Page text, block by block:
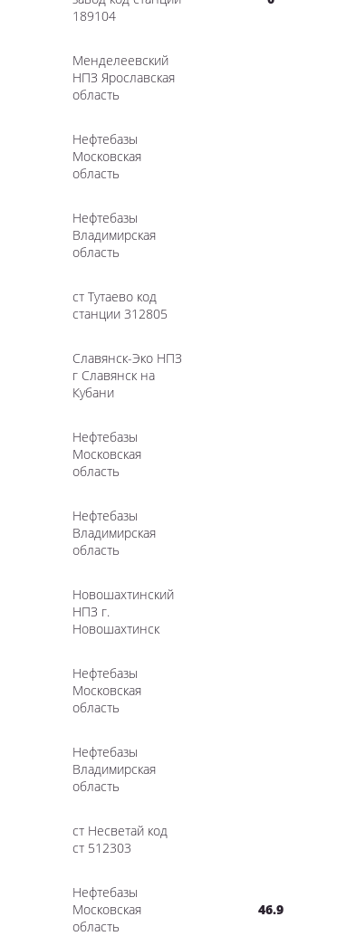
189104
Менделеевский
НПЗ Ярославская
область
Нефтебазы
Московская
область
Нефтебазы
Владимирская
область
ст Тутаево код
станции 312805
Славянск-Эко НПЗ
г Славянск на
Кубани
Нефтебазы
Московская
область
Нефтебазы
Владимирская
область
Новошахтинский
НПЗ г.
Новошахтинск
Нефтебазы
Московская
область
Нефтебазы
Владимирская
область
ст Несветай код
ст 512303
Нефтебазы
Московская
область
46.9